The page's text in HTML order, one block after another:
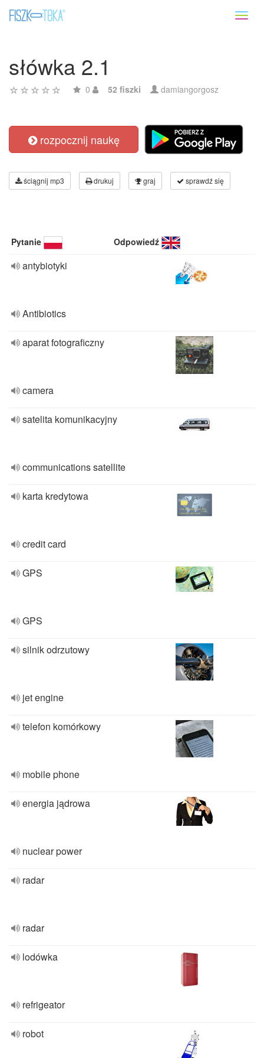
słówka 2.1
0 52 fiszki damiangorgosz
rozpocznij naukę
ściągnij mp3 drukuj graj sprawdź się
Pytanie Odpowiedź
antybiotyki
Antibiotics
aparat fotograficzny
camera
satelita komunikacyjny
communications satellite
karta kredytowa
credit card
GPS
GPS
silnik odrzutowy
jet engine
telefon komórkowy
mobile phone
energia jądrowa
nuclear power
radar
radar
lodówka
refrigeator
robot